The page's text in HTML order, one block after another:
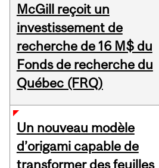
McGill reçoit un
investissement de
recherche de 16 M$ du
Fonds de recherche du
Québec (FRQ)
Un nouveau modèle
d’origami capable de
transformer des feuilles